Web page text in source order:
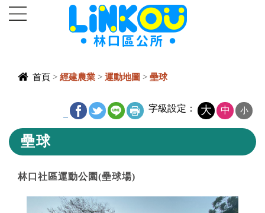
進入內容區塊
首頁 > 經建農業 > 運動地圖 > 壘球
字級設定： 大 中 小
壘球
林口社區運動公園(壘球場)